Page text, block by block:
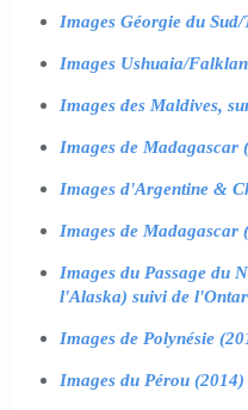
Images Géorgie du
Images Ushuaia/
Images des Maldives,
Images de Madagascar
Images d'Argentine &
Images de Madagascar
Images du Passage du
l'Alaska) suivi de
Images de Polynésie
Images du Pérou (2014)